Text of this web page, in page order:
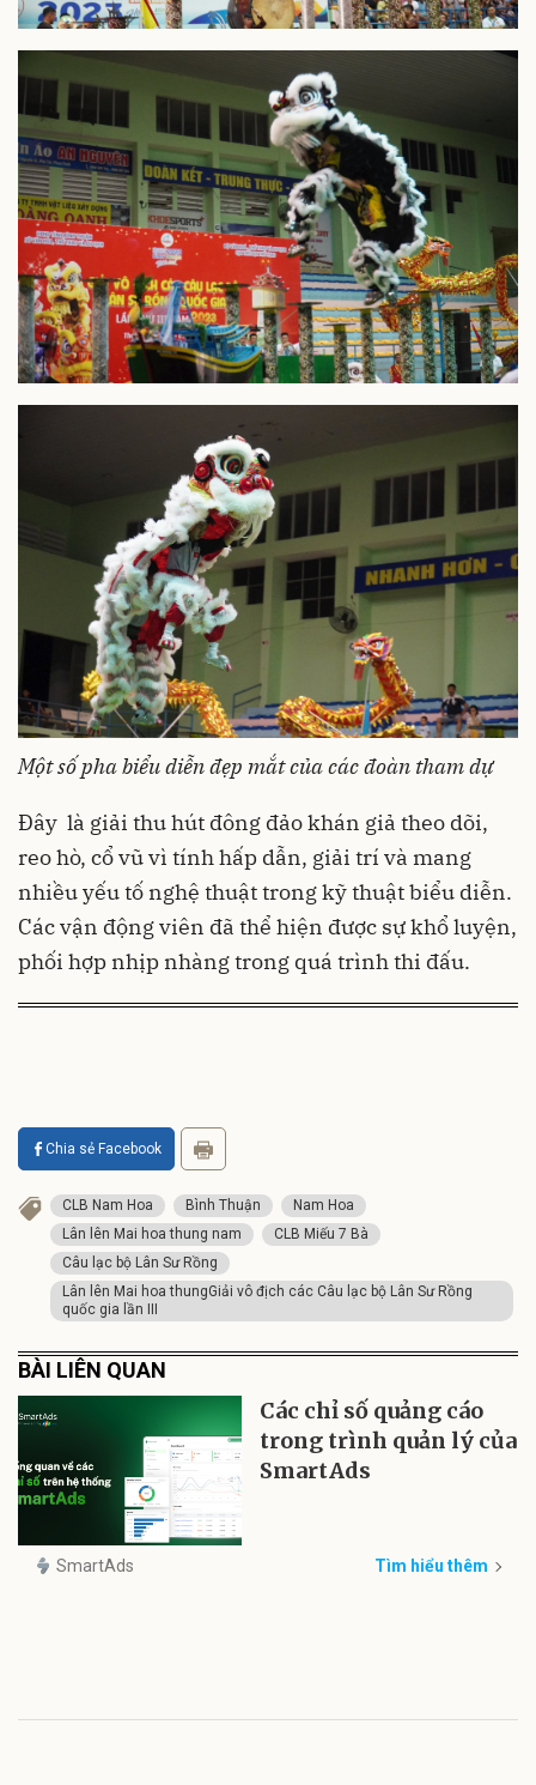
Một số pha biểu diễn đẹp mắt của các đoàn tham dự
Đây là giải thu hút đông đảo khán giả theo dõi,
reo hò, cổ vũ vì tính hấp dẫn, giải trí và mang
nhiều yếu tố nghệ thuật trong kỹ thuật biểu diễn.
Các vận động viên đã thể hiện được sự khổ luyện,
phối hợp nhịp nhàng trong quá trình thi đấu.
Chia sẻ Facebook
CLB Nam Hoa Bình Thuận
Nam Hoa
Lân lên Mai hoa thung nam
CLB Miếu 7 Bà
Câu lạc bộ Lân Sư Rồng
Lân lên Mai hoa thungGiải vô địch các Câu lạc bộ Lân Sư Rồng
quốc gia lần III
BÀI LIÊN QUAN
Các chỉ số quảng cáo
trong trình quản lý của
SmartAds
SmartAds Tìm hiểu thêm